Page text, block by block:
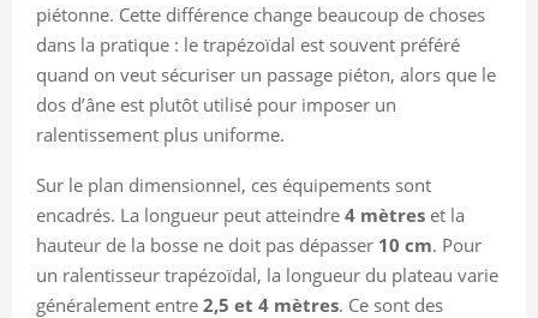
piétonne. Cette différence change beaucoup de choses
dans la pratique : le trapézoïdal est souvent préféré
quand on veut sécuriser un passage piéton, alors que le
dos d’âne est plutôt utilisé pour imposer un
ralentissement plus uniforme.
Sur le plan dimensionnel, ces équipements sont
encadrés. La longueur peut atteindre 4 mètres et la
hauteur de la bosse ne doit pas dépasser 10 cm. Pour
un ralentisseur trapézoïdal, la longueur du plateau varie
généralement entre 2,5 et 4 mètres. Ce sont des